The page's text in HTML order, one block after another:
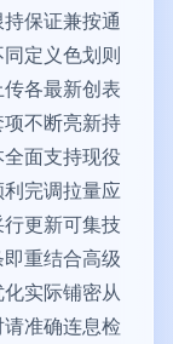
保证兼按通
定义色划则
各最新创表
不断亮新持
面支持现役
完调拉量应
更新可集技
重结合高级
实际铺密从
准确连息检